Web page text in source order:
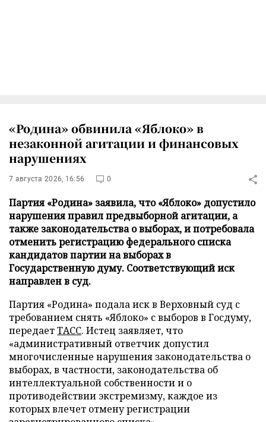
«Родина» обвинила «Яблоко» в
незаконной агитации и финансовых
нарушениях
7 августа 2026, 16:56 0
Партия «Родина» заявила, что «Яблоко» допустило
нарушения правил предвыборной агитации, а
также законодательства о выборах, и потребовала
отменить регистрацию федерального списка
кандидатов партии на выборах в
Государственную думу. Соответствующий иск
направлен в суд.
Партия «Родина» подала иск в Верховный суд с
требованием снять «Яблоко» с выборов в Госдуму,
передаетТАСС. Истец заявляет, что
«административный ответчик допустил
многочисленные нарушения законодательства о
выборах, в частности, законодательства об
интеллектуальной собственности и о
противодействии экстремизму, каждое из
которых влечет отмену регистрации